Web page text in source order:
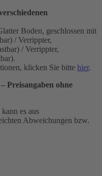
Boden, geschlossen mit
/ Verrippter,
/ Verrippter,
klicken Sie bitte hier.
Preisangaben ohne
es aus
Abweichungen bzw.